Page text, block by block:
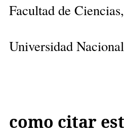
Facultad de Ciencias,
Universidad
como citar